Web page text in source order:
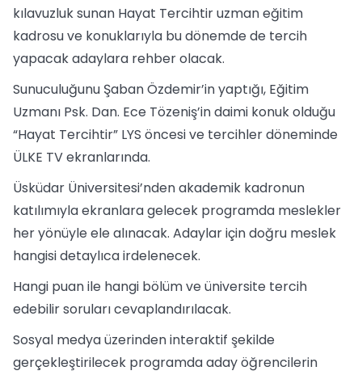
kılavuzluk sunan Hayat Tercihtir uzman eğitim
kadrosu ve konuklarıyla bu dönemde de tercih
yapacak adaylara rehber olacak.
Sunuculuğunu Şaban Özdemir’in yaptığı, Eğitim
Uzmanı Psk. Dan. Ece Tözeniş’in daimi konuk olduğu
“Hayat Tercihtir” LYS öncesi ve tercihler döneminde
ÜLKE TV ekranlarında.
Üsküdar Üniversitesi’nden akademik kadronun
katılımıyla ekranlara gelecek programda meslekler
her yönüyle ele alınacak. Adaylar için doğru meslek
hangisi detaylıca irdelenecek.
Hangi puan ile hangi bölüm ve üniversite tercih
edebilir soruları cevaplandırılacak.
Sosyal medya üzerinden interaktif şekilde
gerçekleştirilecek programda aday öğrencilerin